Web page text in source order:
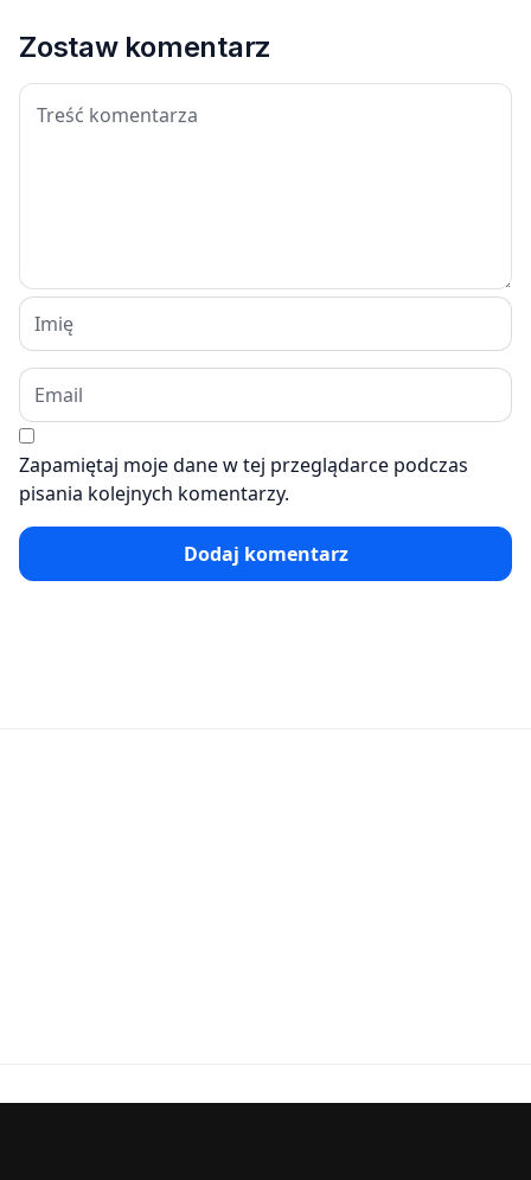
Zostaw komentarz
Zapamiętaj moje dane w tej przeglądarce podczas
pisania kolejnych komentarzy.
Dodaj komentarz